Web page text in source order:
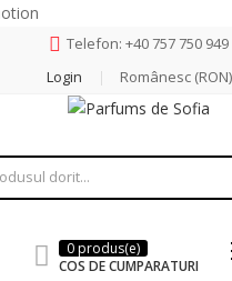
Telefon: +40 757 750 949
Login
Românesc (RON)
0 produs(e)
COS DE CUMPARATURI